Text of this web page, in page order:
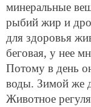
минеральные
рыбий жир и
для здоровья
беговая, у нее
Потому в день
воды. Зимой же
Животное